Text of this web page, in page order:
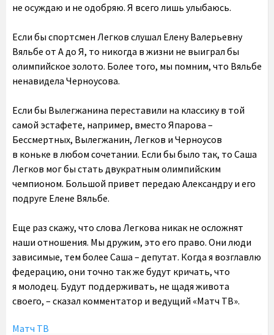
не осуждаю и не одобряю. Я всего лишь улыбаюсь.
Если бы спортсмен Легков слушал Елену Валерьевну
Вяльбе от А до Я, то никогда в жизни не выиграл бы
олимпийское золото. Более того, мы помним, что Вяльбе
ненавидела Черноусова.
Если бы Вылегжанина переставили на классику в той
самой эстафете, например, вместо Япарова –
Бессмертных, Вылегжанин, Легков и Черноусов
в коньке в любом сочетании. Если бы было так, то Саша
Легков мог бы стать двукратным олимпийским
чемпионом. Большой привет передаю Александру и его
подруге Елене Вяльбе.
Еще раз скажу, что слова Легкова никак не осложнят
наши отношения. Мы дружим, это его право. Они люди
зависимые, тем более Саша – депутат. Когда я возглавлю
федерацию, они точно так же будут кричать, что
я молодец. Будут поддерживать, не щадя живота
своего, – сказал комментатор и ведущий «Матч ТВ».
Матч ТВ